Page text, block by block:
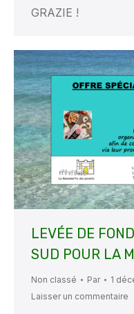
GRAZIE !
LEVÉE DE
SUD POUR LA
Non classé Par
1
Laisser un commentaire